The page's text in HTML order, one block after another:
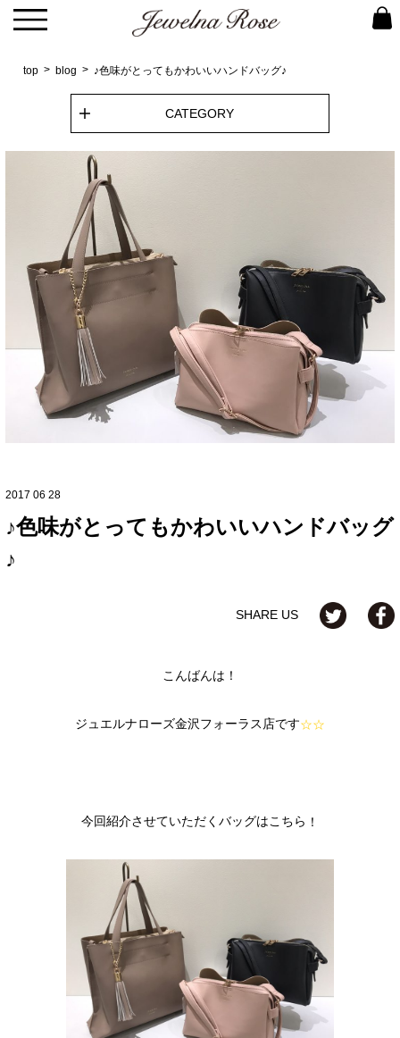
top blog ♪色味がとってもかわいいハンドバッグ♪
CATEGORY
2017 06 28
♪色味がとってもかわいいハンドバッグ
♪
SHARE US
こんばんは！
ジュエルナローズ金沢フォーラス店です☆☆
今回紹介させていただくバッグはこちら ！